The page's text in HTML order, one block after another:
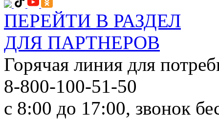
ПЕРЕЙТИ В РАЗДЕЛ
ДЛЯ ПАРТНЕРОВ
Горячая линия для
8-800-100-51-50
с 8:00 до 17:00, звонок